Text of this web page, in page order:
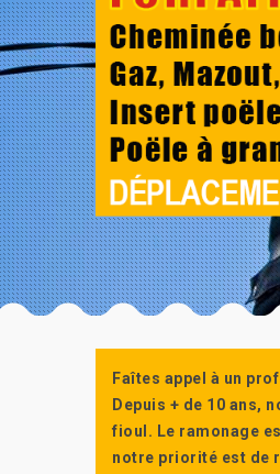
Faîtes appel à un
Depuis + de 10 ans,
fioul. Le ramonage
notre priorité est de